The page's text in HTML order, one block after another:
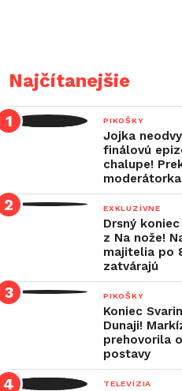
Najčítanejšie
PIKOŠKY
Jojka
finálovú
chalupe!
EXKLUZÍVNE
Drsný
z Na nože!
majitelia po
zatvárajú
PIKOŠKY
Koniec
Dunaji!
prehovorila
postavy
TELEVÍZIA